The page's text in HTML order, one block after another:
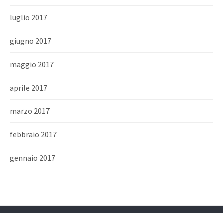
luglio 2017
giugno 2017
maggio 2017
aprile 2017
marzo 2017
febbraio 2017
gennaio 2017